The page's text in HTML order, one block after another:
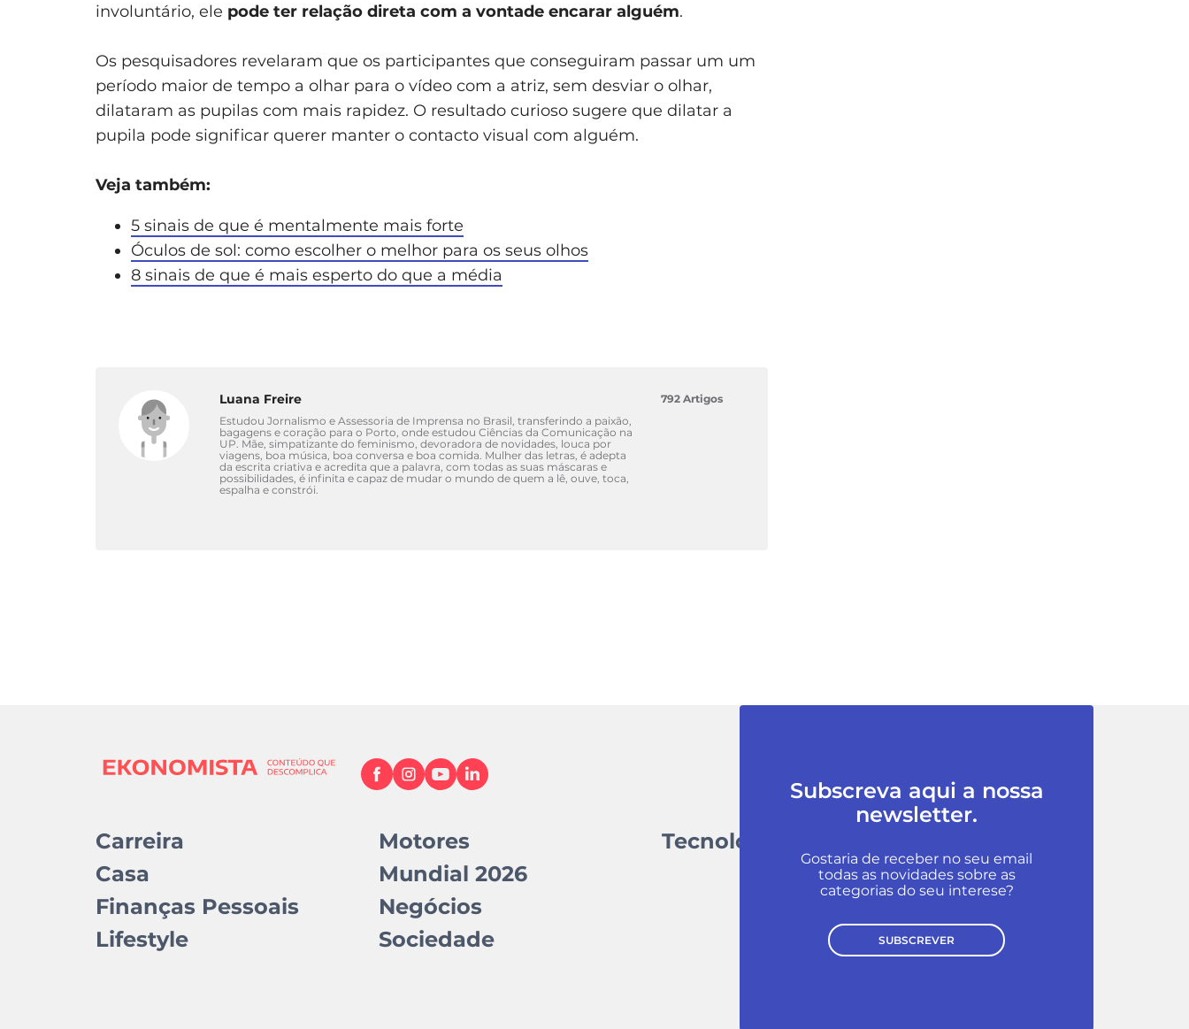
involuntário, ele pode ter relação direta com a vontade encarar alguém.
Os pesquisadores revelaram que os participantes que conseguiram passar um um
período maior de tempo a olhar para o vídeo com a atriz, sem desviar o olhar,
dilataram as pupilas com mais rapidez. O resultado curioso sugere que dilatar a
pupila pode significar querer manter o contacto visual com alguém.
Veja também:
5 sinais de que é mentalmente mais forte
Óculos de sol: como escolher o melhor para os seus olhos
8 sinais de que é mais esperto do que a média
Luana Freire
Estudou Jornalismo e Assessoria de Imprensa no Brasil, transferindo a paixão,
bagagens e coração para o Porto, onde estudou Ciências da Comunicação na
UP. Mãe, simpatizante do feminismo, devoradora de novidades, louca por
viagens, boa música, boa conversa e boa comida. Mulher das letras, é adepta
da escrita criativa e acredita que a palavra, com todas as suas máscaras e
possibilidades, é infinita e capaz de mudar o mundo de quem a lê, ouve, toca,
espalha e constrói.
792 Artigos
Carreira
Casa
Finanças Pessoais
Lifestyle
Motores
Mundial 2026
Negócios
Sociedade
Tecnologia
Subscreva aqui a nossa
newsletter.
Gostaria de receber no seu email
todas as novidades sobre as
categorias do seu interese?
SUBSCREVER